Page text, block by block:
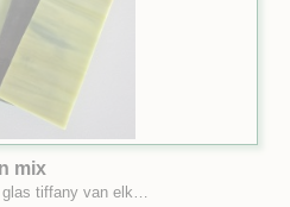
mix
glas tiffany van elk…